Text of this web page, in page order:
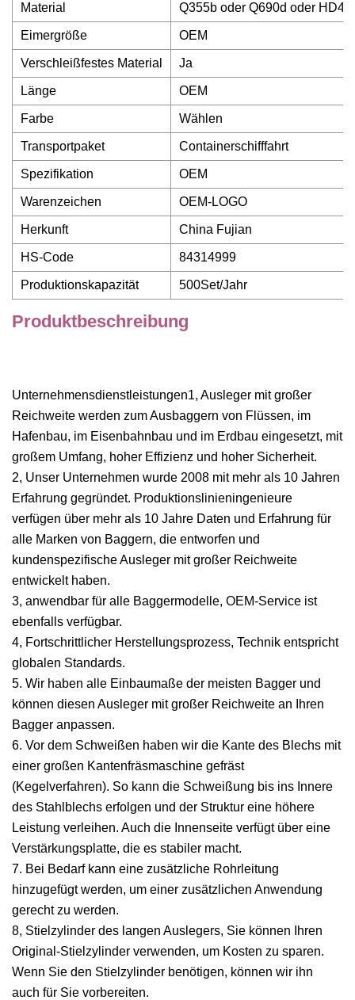
Material Q355b oder Q690d oder
Eimergröße OEM
Verschleißfestes Material Ja
Länge OEM
Farbe Wählen
Transportpaket Containerschifffahrt
Spezifikation OEM
Warenzeichen OEM-LOGO
Herkunft China Fujian
HS-Code 84314999
Produktionskapazität 500Set/Jahr
Produktbeschreibung
Unternehmensdienstleistungen1, Ausleger mit großer
Reichweite werden zum Ausbaggern von Flüssen, im
Hafenbau, im Eisenbahnbau und im Erdbau eingesetzt, mit
großem Umfang, hoher Effizienz und hoher Sicherheit.
2, Unser Unternehmen wurde 2008 mit mehr als 10 Jahren
Erfahrung gegründet. Produktionslinieningenieure
verfügen über mehr als 10 Jahre Daten und Erfahrung für
alle Marken von Baggern, die entworfen und
kundenspezifische Ausleger mit großer Reichweite
entwickelt haben.
3, anwendbar für alle Baggermodelle, OEM-Service ist
ebenfalls verfügbar.
4, Fortschrittlicher Herstellungsprozess, Technik entspricht
globalen Standards.
5. Wir haben alle Einbaumaße der meisten Bagger und
können diesen Ausleger mit großer Reichweite an Ihren
Bagger anpassen.
6. Vor dem Schweißen haben wir die Kante des Blechs mit
einer großen Kantenfräsmaschine gefräst
(Kegelverfahren). So kann die Schweißung bis ins Innere
des Stahlblechs erfolgen und der Struktur eine höhere
Leistung verleihen. Auch die Innenseite verfügt über eine
Verstärkungsplatte, die es stabiler macht.
7. Bei Bedarf kann eine zusätzliche Rohrleitung
hinzugefügt werden, um einer zusätzlichen Anwendung
gerecht zu werden.
8, Stielzylinder des langen Auslegers, Sie können Ihren
Original-Stielzylinder verwenden, um Kosten zu sparen.
Wenn Sie den Stielzylinder benötigen, können wir ihn
auch für Sie vorbereiten.